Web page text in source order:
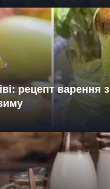
рецепт варення з